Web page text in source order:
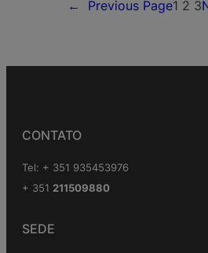
← Previous Page1 2 3
CONTATO
Tel: + 351 935453976
+ 351 211509880
SEDE